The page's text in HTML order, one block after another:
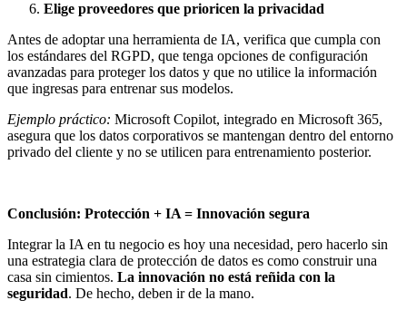
Elige proveedores que prioricen la privacidad
Antes de adoptar una herramienta de IA, verifica que cumpla con
los estándares del RGPD, que tenga opciones de configuración
avanzadas para proteger los datos y que no utilice la información
que ingresas para entrenar sus modelos.
Ejemplo práctico: Microsoft Copilot, integrado en Microsoft 365,
asegura que los datos corporativos se mantengan dentro del entorno
privado del cliente y no se utilicen para entrenamiento posterior.
Conclusión: Protección + IA = Innovación segura
Integrar la IA en tu negocio es hoy una necesidad, pero hacerlo sin
una estrategia clara de protección de datos es como construir una
casa sin cimientos. La innovación no está reñida con la
seguridad. De hecho, deben ir de la mano.